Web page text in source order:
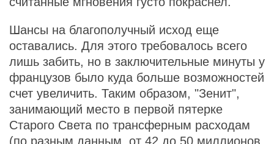
Шансы на благополучный исход еще
оставались. Для этого требовалось всего
лишь забить, но в заключительные минуты у
французов было куда больше возможностей
счет увеличить. Таким образом, "Зенит",
занимающий место в первой пятерке
Старого Света по трансферным расходам
(по разным данным, от 42 до 50 миллионов